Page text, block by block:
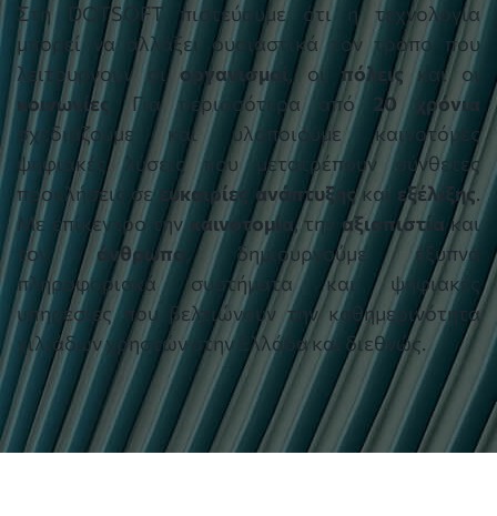
Στη DOTSOFT πιστεύουμε ότι η τεχνολογία
μπορεί να αλλάξει ουσιαστικά τον τρόπο που
λειτουργούν οιοργανισμοί, οι πόλεις και οι
κοινωνίες
. Για περισσότερα από 20 χρόνια
σχεδιάζουμε και υλοποιούμε καινοτόμες
ψηφιακές λύσεις που μετατρέπουν σύνθετες
προκλήσεις σε ευκαιρίες ανάπτυξηςκαι εξέλιξης.
Με επίκεντρο την καινοτομία, την αξιοπιστίακαι
τον άνθρωπο
, δημιουργούμε έξυπνα
πληροφοριακά συστήματα και ψηφιακές
υπηρεσίες που βελτιώνουν την καθημερινότητα
χιλιάδων χρηστών στην Ελλάδα και διεθνώς.